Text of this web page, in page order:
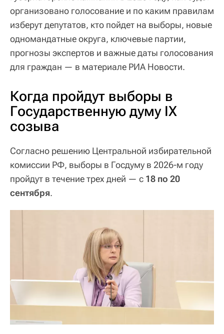
организовано голосование и по каким правилам
изберут депутатов, кто пойдет на выборы, новые
одномандатные округа, ключевые партии,
прогнозы экспертов и важные даты голосования
для граждан — в материале РИА Новости.
Когда пройдут выборы в
Государственную думу IX
созыва
Согласно решению Центральной избирательной
комиссии РФ, выборы в Госдуму в 2026-м году
пройдут в течение трех дней — с 18 по 20
сентября.